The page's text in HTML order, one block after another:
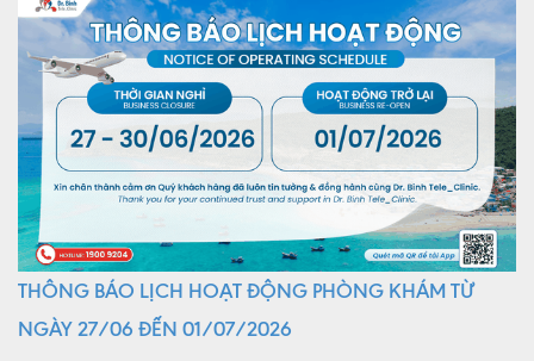
THÔNG BÁO LỊCH HOẠT ĐỘNG PHÒNG KHÁM TỪ
NGÀY 27/06 ĐẾN 01/07/2026